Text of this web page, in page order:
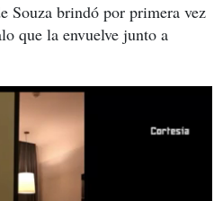
Souza brindó por primera vez
que la envuelve junto a